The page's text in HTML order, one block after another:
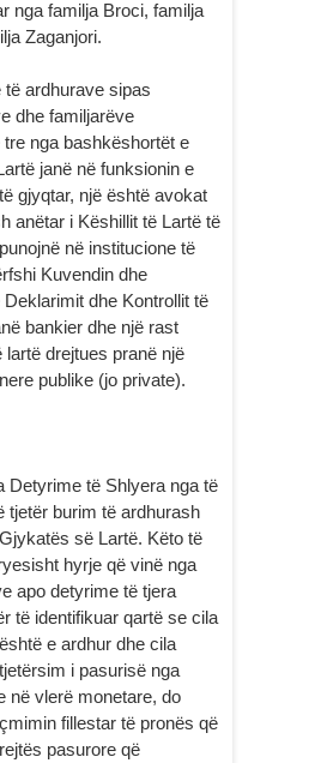
nga familja Broci, familja
Zaganjori.
të ardhurave sipas
dhe familjarëve
nga bashkëshortët e
janë në funksionin e
gjyqtar, një është avokat
anëtar i Këshillit të Lartë të
në institucione të
Kuvendin dhe
dhe Kontrollit të
bankier dhe një rast
lartë drejtues pranë një
publike (jo private).
Detyrime të Shlyera nga të
tjetër burim të ardhurash
së Lartë. Këto të
hyrje që vinë nga
apo detyrime të tjera
të identifikuar qartë se cila
e ardhur dhe cila
i pasurisë nga
në vlerë monetare, do
fillestar të pronës që
pasurore që